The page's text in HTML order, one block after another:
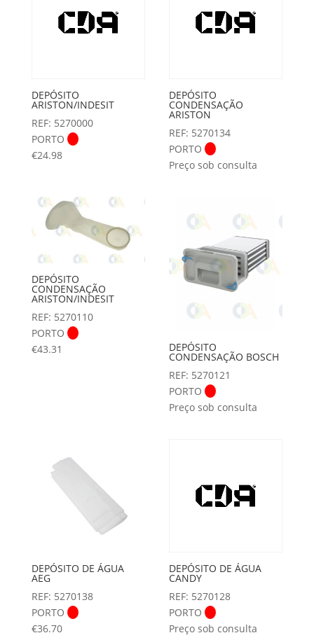
DEPÓSITO
ARISTON/INDESIT
REF: 5270000
PORTO
€24.98
DEPÓSITO
CONDENSAÇÃO
ARISTON
REF: 5270134
PORTO
Preço sob consulta
DEPÓSITO
CONDENSAÇÃO
ARISTON/INDESIT
REF: 5270110
PORTO
€43.31 DEPÓSITO
CONDENSAÇÃO BOSCH
REF: 5270121
PORTO
Preço sob consulta
DEPÓSITO DE ÁGUA
AEG
REF: 5270138
PORTO
€36.70
DEPÓSITO DE ÁGUA
CANDY
REF: 5270128
PORTO
Preço sob consulta